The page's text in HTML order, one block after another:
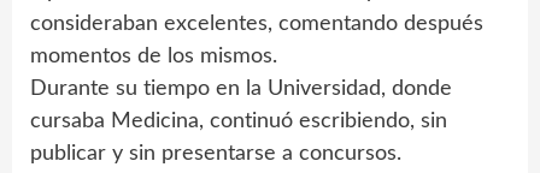
consideraban excelentes, comentando después
momentos de los mismos.
Durante su tiempo en la Universidad, donde
cursaba Medicina, continuó escribiendo, sin
publicar y sin presentarse a concursos.